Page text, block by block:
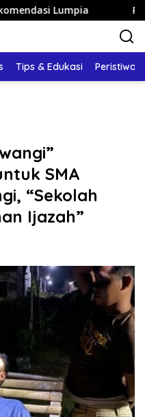
Panduan Wisata
Tips & Edukasi Peristiwa
SMA
“Sekolah
Ijazah”